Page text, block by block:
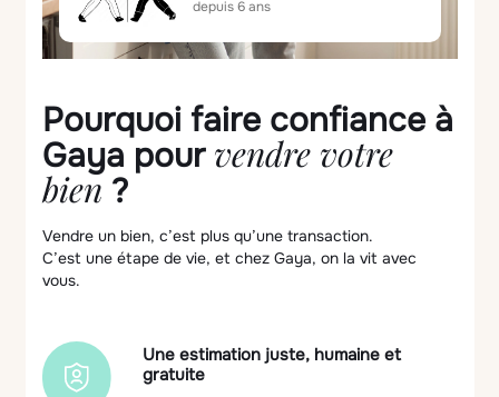
depuis 6 ans
Pourquoi faire confiance à
Gaya pour vendre votre
bien ?
Vendre un bien, c’est plus qu’une transaction.
C’est une étape de vie, et chez Gaya, on la vit avec
vous.
Une estimation juste, humaine et
gratuite